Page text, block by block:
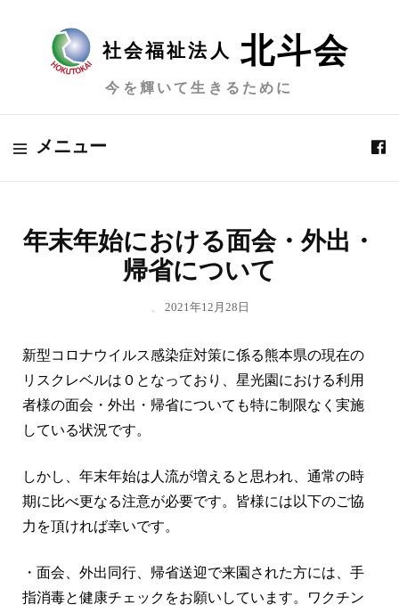
社会福祉法人 北斗会
今を輝いて生きるために
メニュー
年末年始における面会・外出・
帰省について
2021年12月28日
新型コロナウイルス感染症対策に係る熊本県の現在の
リスクレベルは０となっており、星光園における利用
者様の面会・外出・帰省についても特に制限なく実施
している状況です。
しかし、年末年始は人流が増えると思われ、通常の時
期に比べ更なる注意が必要です。皆様には以下のご協
力を頂ければ幸いです。
・面会、外出同行、帰省送迎で来園された方には、手
指消毒と健康チェックをお願いしています。ワクチン